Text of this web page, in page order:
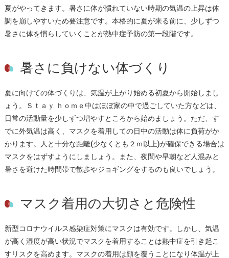
夏がやってきます。暑さに体が慣れていない時期の気温の上昇は体
調を崩しやすいため要注意です。本格的に夏が来る前に、少しずつ
暑さに体を慣らしていくことが熱中症予防の第一段階です。
暑さに負けない体づくり
夏に向けての体づくりは、気温が上がり始める初夏から開始しまし
ょう。Ｓｔａｙ ｈｏｍｅ中はほぼ家の中で過ごしていた方などは、
日常の活動量を少しずつ増やすところから始めましょう。ただ、す
でに外気温は高く、マスクを着用しての日中の活動は体に負荷がか
かります。人と十分な距離(少なくとも２ｍ以上)が確保できる場合は
マスクをはずすようにしましょう。また、夜間や早朝など人混みと
暑さを避けた時間帯で散歩やジョギングをするのも良いでしょう。
マスク着用の大切さと危険性
新型コロナウイルス感染症対策にマスクは有効です。しかし、気温
が高く湿度が高い状況でマスクを着用することは熱中症を引き起こ
すリスクを高めます。マスクの着用は顔を覆うことになり体温が上